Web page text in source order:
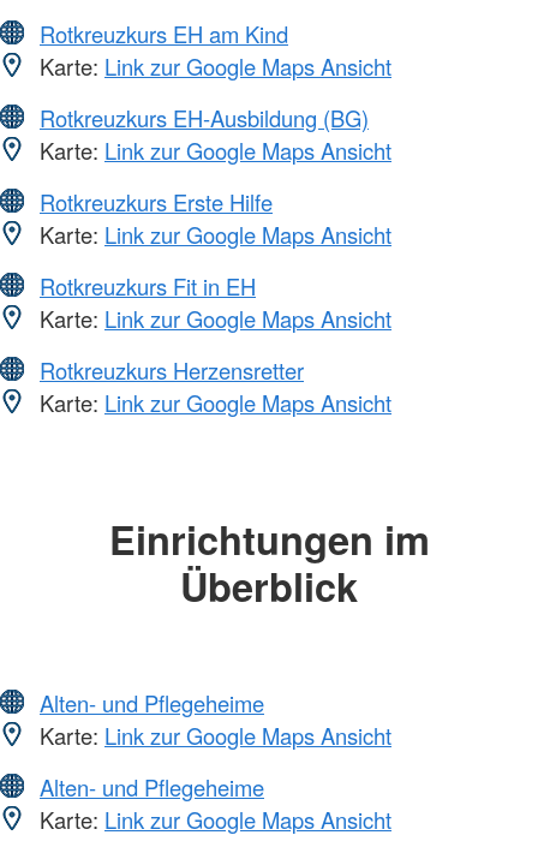
Rotkreuzkurs EH am Kind
Karte: Link zur Google Maps Ansicht
Rotkreuzkurs EH-Ausbildung (BG)
Karte: Link zur Google Maps Ansicht
Rotkreuzkurs Erste Hilfe
Karte: Link zur Google Maps Ansicht
Rotkreuzkurs Fit in EH
Karte: Link zur Google Maps Ansicht
Rotkreuzkurs Herzensretter
Karte: Link zur Google Maps Ansicht
Einrichtungen im
Überblick
Alten- und Pflegeheime
Karte: Link zur Google Maps Ansicht
Alten- und Pflegeheime
Karte: Link zur Google Maps Ansicht